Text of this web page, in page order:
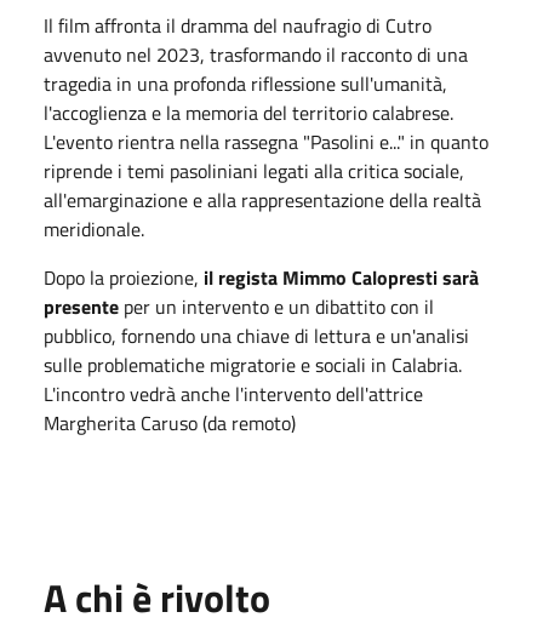
Il film affronta il dramma del naufragio di Cutro
avvenuto nel 2023, trasformando il racconto di una
tragedia in una profonda riflessione sull'umanità,
l'accoglienza e la memoria del territorio calabrese.
L'evento rientra nella rassegna "Pasolini e..." in quanto
riprende i temi pasoliniani legati alla critica sociale,
all'emarginazione e alla rappresentazione della realtà
meridionale.
Dopo la proiezione, il regista Mimmo Calopresti sarà
presente per un intervento e un dibattito con il
pubblico, fornendo una chiave di lettura e un'analisi
sulle problematiche migratorie e sociali in Calabria.
L'incontro vedrà anche l'intervento dell'attrice
Margherita Caruso (da remoto)
A chi è rivolto